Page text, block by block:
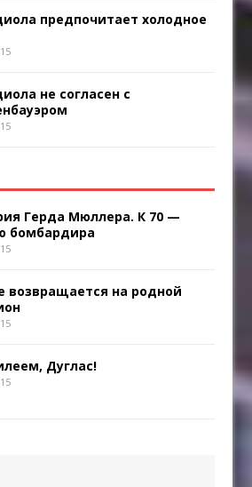
предпочитает холодное
не согласен с
Герда Мюллера. К 70 —
бомбардира
возвращается на родной
Дуглас!